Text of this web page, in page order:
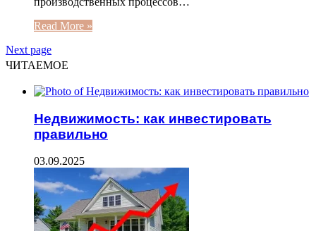
Read More »
Next page
ЧИТАЕМОЕ
Недвижимость: как инвестировать
правильно
03.09.2025